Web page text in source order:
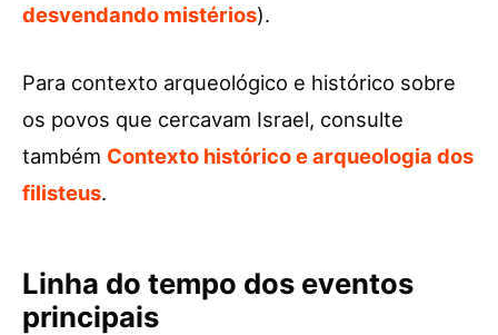
desvendando mistérios).
Para contexto arqueológico e histórico sobre
os povos que cercavam Israel, consulte
também Contexto histórico e arqueologia dos
filisteus.
Linha do tempo dos eventos
principais